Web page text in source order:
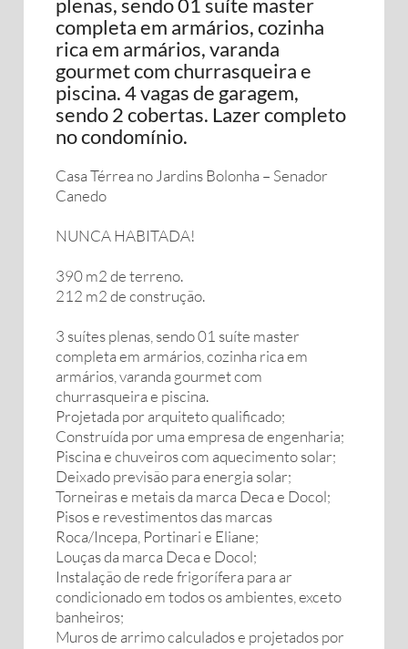
plenas, sendo 01 suíte master
completa em armários, cozinha
rica em armários, varanda
gourmet com churrasqueira e
piscina. 4 vagas de garagem,
sendo 2 cobertas. Lazer completo
no condomínio.
Casa Térrea no Jardins Bolonha – Senador
Canedo
NUNCA HABITADA!
390 m2 de terreno.
212 m2 de construção.
3 suítes plenas, sendo 01 suíte master
completa em armários, cozinha rica em
armários, varanda gourmet com
churrasqueira e piscina.
Projetada por arquiteto qualificado;
Construída por uma empresa de engenharia;
Piscina e chuveiros com aquecimento solar;
Deixado previsão para energia solar;
Torneiras e metais da marca Deca e Docol;
Pisos e revestimentos das marcas
Roca/Incepa, Portinari e Eliane;
Louças da marca Deca e Docol;
Instalação de rede frigorífera para ar
condicionado em todos os ambientes, exceto
banheiros;
Muros de arrimo calculados e projetados por